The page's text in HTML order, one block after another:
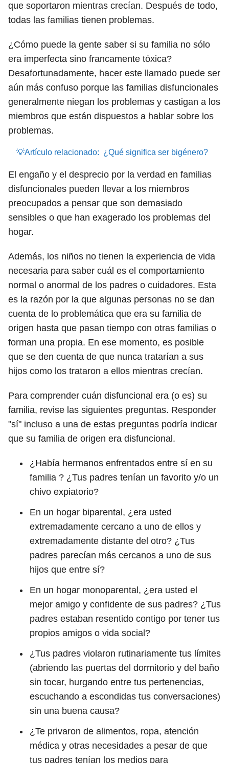
que soportaron mientras crecían. Después de todo,
todas las familias tienen problemas.
¿Cómo puede la gente saber si su familia no sólo
era imperfecta sino francamente tóxica?
Desafortunadamente, hacer este llamado puede ser
aún más confuso porque las familias disfuncionales
generalmente niegan los problemas y castigan a los
miembros que están dispuestos a hablar sobre los
problemas.
💡Artículo relacionado: ¿Qué significa ser bigénero?
El engaño y el desprecio por la verdad en familias
disfuncionales pueden llevar a los miembros
preocupados a pensar que son demasiado
sensibles o que han exagerado los problemas del
hogar.
Además, los niños no tienen la experiencia de vida
necesaria para saber cuál es el comportamiento
normal o anormal de los padres o cuidadores. Esta
es la razón por la que algunas personas no se dan
cuenta de lo problemática que era su familia de
origen hasta que pasan tiempo con otras familias o
forman una propia. En ese momento, es posible
que se den cuenta de que nunca tratarían a sus
hijos como los trataron a ellos mientras crecían.
Para comprender cuán disfuncional era (o es) su
familia, revise las siguientes preguntas. Responder
"sí" incluso a una de estas preguntas podría indicar
que su familia de origen era disfuncional.
¿Había hermanos enfrentados entre sí en su
familia ? ¿Tus padres tenían un favorito y/o un
chivo expiatorio?
En un hogar biparental, ¿era usted
extremadamente cercano a uno de ellos y
extremadamente distante del otro? ¿Tus
padres parecían más cercanos a uno de sus
hijos que entre sí?
En un hogar monoparental, ¿era usted el
mejor amigo y confidente de sus padres? ¿Tus
padres estaban resentido contigo por tener tus
propios amigos o vida social?
¿Tus padres violaron rutinariamente tus límites
(abriendo las puertas del dormitorio y del baño
sin tocar, hurgando entre tus pertenencias,
escuchando a escondidas tus conversaciones)
sin una buena causa?
¿Te privaron de alimentos, ropa, atención
médica y otras necesidades a pesar de que
tus padres tenían los medios para